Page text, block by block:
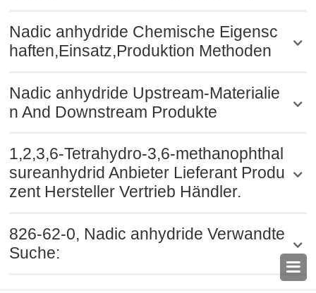

Nadic anhydride Chemische Eigensc
haften,Einsatz,Produktion Methoden
Nadic anhydride Upstream-Materialie
n And Downstream Produkte
1,2,3,6-Tetrahydro-3,6-methanophthal
sureanhydrid Anbieter Lieferant Produ
zent Hersteller Vertrieb Händler.
826-62-0, Nadic anhydride Verwandte
Suche: